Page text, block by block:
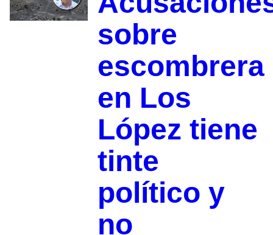
sobre
escombrera
en Los
López tiene
tinte
político y
no